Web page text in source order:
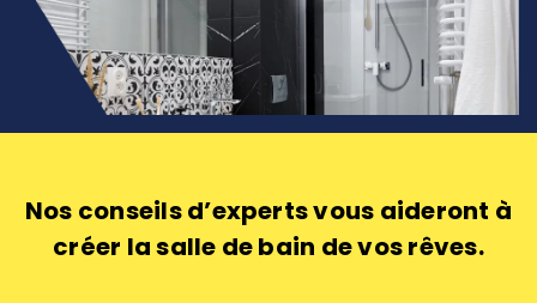
Nos conseils d’experts vous aideront à
créer la salle de bain de vos rêves.